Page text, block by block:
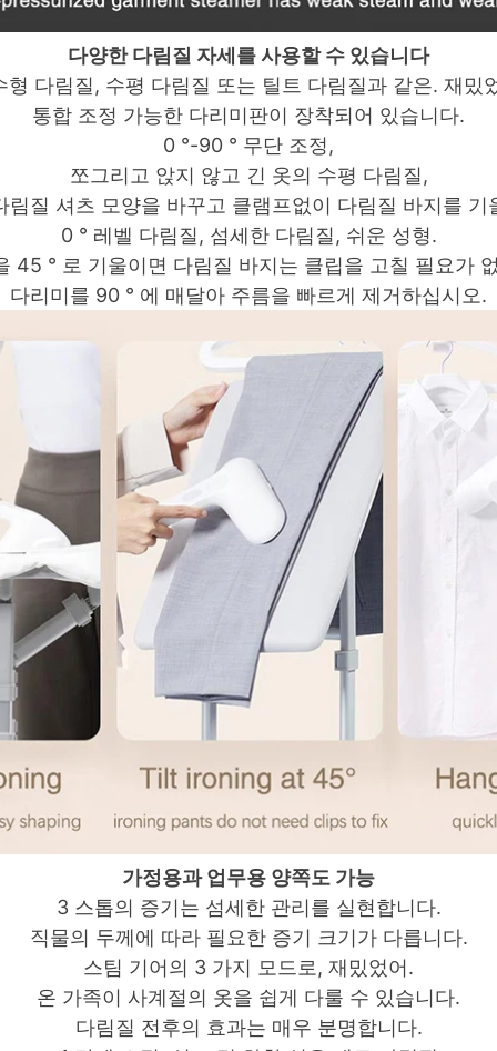
다양한 다림질 자세를 사용할 수 있습니다
형 다림질, 수평 다림질 또는 틸트 다림질과 같은. 재밌
통합 조정 가능한 다리미판이 장착되어 있습니다.
0 °-90 ° 무단 조정,
쪼그리고 앉지 않고 긴 옷의 수평 다림질,
림질 셔츠 모양을 바꾸고 클램프없이 다림질 바지를 기
0 ° 레벨 다림질, 섬세한 다림질, 쉬운 성형.
45 ° 로 기울이면 다림질 바지는 클립을 고칠 필요가
다리미를 90 ° 에 매달아 주름을 빠르게 제거하십시오.
가정용과 업무용 양쪽도 가능
3 스톱의 증기는 섬세한 관리를 실현합니다.
직물의 두께에 따라 필요한 증기 크기가 다릅니다.
스팀 기어의 3 가지 모드로, 재밌었어.
온 가족이 사계절의 옷을 쉽게 다룰 수 있습니다.
다림질 전후의 효과는 매우 분명합니다.